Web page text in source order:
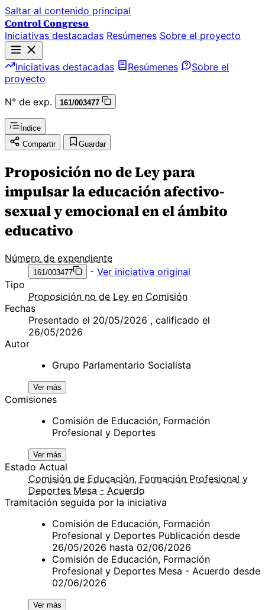
Saltar al contenido principal
Control Congreso
Iniciativas destacadas Resúmenes Sobre el proyecto
Iniciativas destacadas Resúmenes
Sobre el
proyecto
N° de exp.
161/003477
Índice
Compartir
Guardar
Proposición no de Ley para
impulsar la educación afectivo-
sexual y emocional en el ámbito
educativo
Número de expendiente
161/003477 - Ver iniciativa original
Tipo
Proposición no de Ley en Comisión
Fechas
Presentado el 20/05/2026 , calificado el
26/05/2026
Autor
Grupo Parlamentario Socialista
Ver más
Comisiones
Comisión de Educación, Formación
Profesional y Deportes
Ver más
Estado Actual
Comisión de Educación, Formación Profesional y
Deportes Mesa - Acuerdo
Tramitación seguida por la iniciativa
Comisión de Educación, Formación
Profesional y Deportes Publicación desde
26/05/2026 hasta 02/06/2026
Comisión de Educación, Formación
Profesional y Deportes Mesa - Acuerdo desde
02/06/2026
Ver más